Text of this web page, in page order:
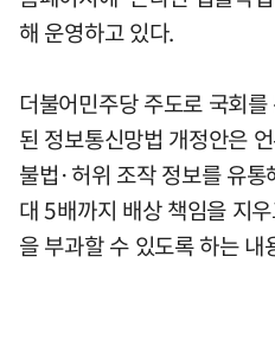
해 운영하고 있다.
더불어민주당 주도로 국회
된 정보통신망법 개정안은
불법·허위 조작 정보를 유
대 5배까지 배상 책임을 지
을 부과할 수 있도록 하는 내